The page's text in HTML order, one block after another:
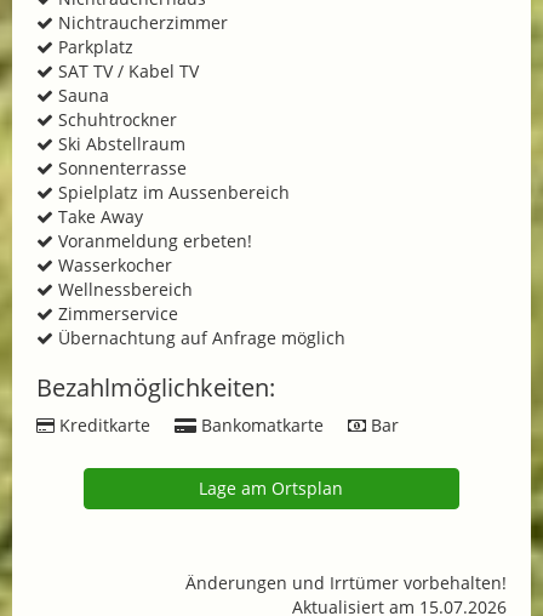
Nichtraucherzimmer
Parkplatz
SAT TV / Kabel TV
Sauna
Schuhtrockner
Ski Abstellraum
Sonnenterrasse
Spielplatz im Aussenbereich
Take Away
Voranmeldung erbeten!
Wasserkocher
Wellnessbereich
Zimmerservice
Übernachtung auf Anfrage möglich
Bezahlmöglichkeiten:
Kreditkarte Bankomatkarte Bar
Lage am Ortsplan
Änderungen und Irrtümer vorbehalten!
Aktualisiert am 15.07.2026